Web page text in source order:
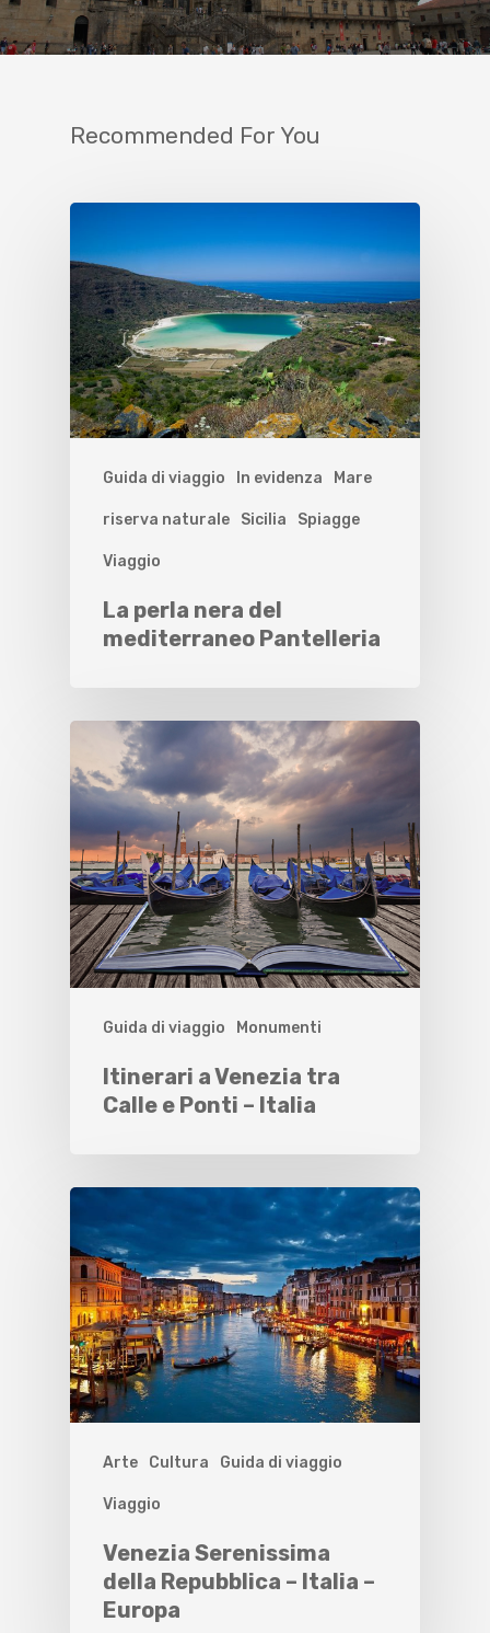
Recommended For You
Guida di viaggio In evidenza Mare
riserva naturale Sicilia Spiagge
Viaggio
La perla nera del
mediterraneo Pantelleria
Guida di viaggio Monumenti
Itinerari a Venezia tra
Calle e Ponti – Italia
Arte Cultura Guida di viaggio
Viaggio
Venezia Serenissima
della Repubblica – Italia –
Europa